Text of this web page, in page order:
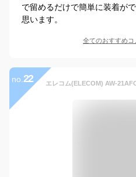
で留めるだけで簡単に装着が
思います。
全てのおすすめコ
no. 22